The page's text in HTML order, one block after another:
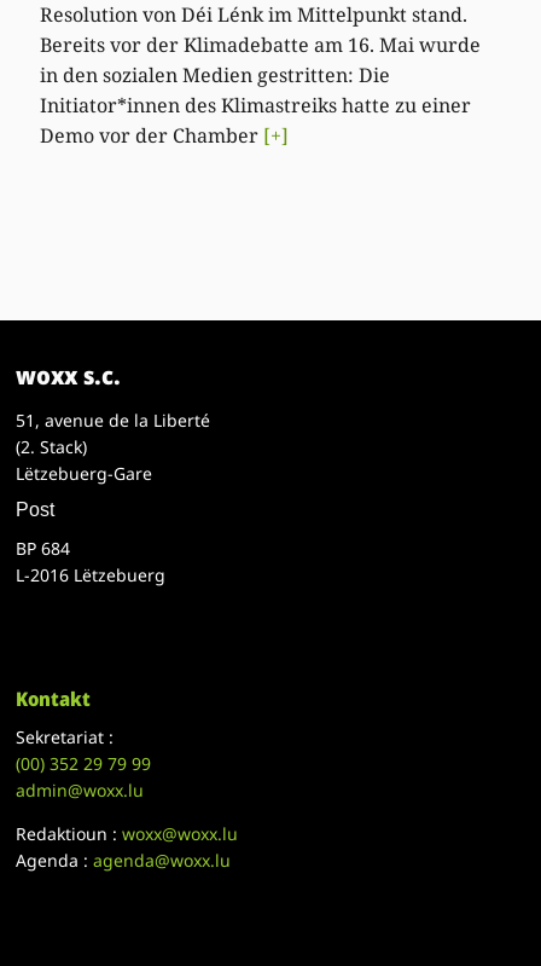
Resolution von Déi Lénk im Mittelpunkt stand.
Bereits vor der Klimadebatte am 16. Mai wurde
in den sozialen Medien gestritten: Die
Initiator*innen des Klimastreiks hatte zu einer
Demo vor der Chamber [+]
woxx s.c.
51, avenue de la Liberté
(2. Stack)
Lëtzebuerg-Gare
Post
BP 684
L-2016 Lëtzebuerg
Kontakt
Sekretariat :
(00)352 29 79 99
admin@woxx.lu
Redaktioun :woxx@woxx.lu
Agenda :agenda@woxx.lu